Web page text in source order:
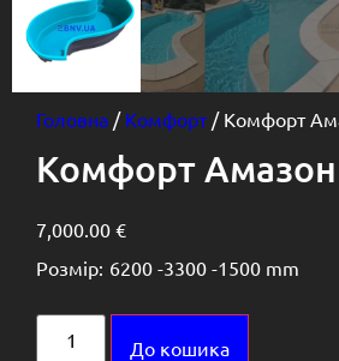
Головна / Комфорт/ Комфорт
Комфорт
7,000.00 €
Розмір: 6200 -3300 -1500 mm
До кошика